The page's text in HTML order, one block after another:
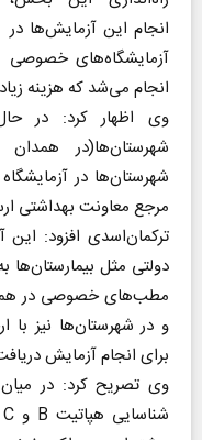
انجام این آزمایش‌ها در
آزمایشگاه‌های خصوصی
انجام می‌شد که هزینه
وی اظهار کرد: در
شهرستان‌ها(در همدان
شهرستان‌ها در
مرجع معاونت بهداشتی
ترکمان‌اسدی افزود: این
دولتی مثل بیمارستان‌ها
مطب‌های خصوصی در
و در شهرستان‌ها نیز با
برای انجام آزمایش
وی تصریح کرد: در